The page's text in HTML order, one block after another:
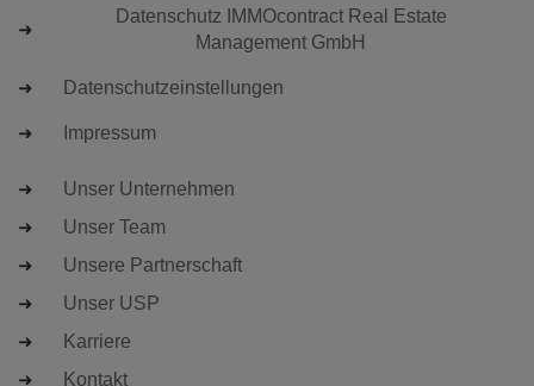
Datenschutz IMMOcontract Real Estate
Management GmbH
Datenschutzeinstellungen
Impressum
Unser Unternehmen
Unser Team
Unsere Partnerschaft
Unser USP
Karriere
Kontakt